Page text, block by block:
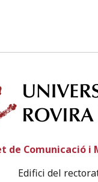
de Comunicació i
Edifici del